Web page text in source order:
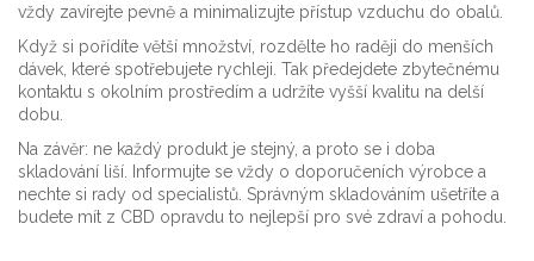
vždy zavírejte pevně a minimalizujte přístup vzduchu do obalů.
Když si pořídíte větší množství, rozdělte ho raději do menších
dávek, které spotřebujete rychleji. Tak předejdete zbytečnému
kontaktu s okolním prostředím a udržíte vyšší kvalitu na delší
dobu.
Na závěr: ne každý produkt je stejný, a proto se i doba
skladování liší. Informujte se vždy o doporučeních výrobce a
nechte si rady od specialistů. Správným skladováním ušetříte a
budete mít z CBD opravdu to nejlepší pro své zdraví a pohodu.